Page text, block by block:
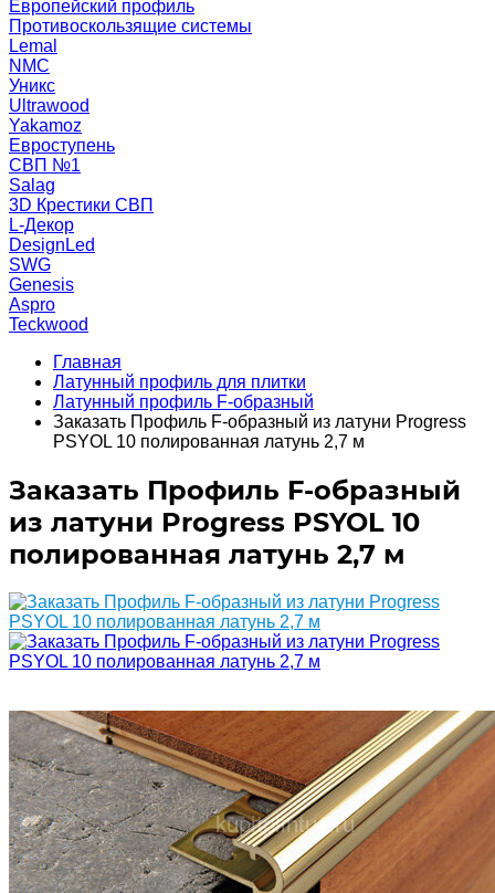
Европейский профиль
Противоскользящие системы
Lemal
NMC
Уникс
Ultrawood
Yakamoz
Евроступень
СВП №1
Salag
3D Крестики СВП
L-Декор
DesignLed
SWG
Genesis
Aspro
Teckwood
Главная
Латунный профиль для плитки
Латунный профиль F-образный
Заказать Профиль F-образный из латуни Progress
PSYOL 10 полированная латунь 2,7 м
Заказать Профиль F-образный
из латуни Progress PSYOL 10
полированная латунь 2,7 м